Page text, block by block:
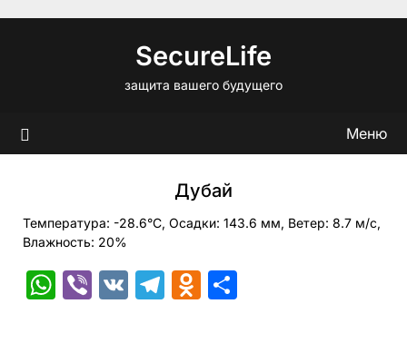
SecureLife
защита вашего будущего
Меню
Дубай
Температура: -28.6°C, Осадки: 143.6 мм, Ветер: 8.7 м/с,
Влажность: 20%
WhatsApp
Viber
VK Telegram
Odnoklassniki